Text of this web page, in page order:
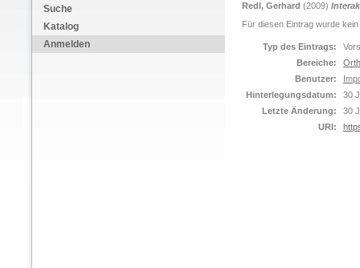
Suche
Katalog
Anmelden
Redl, Gerhard (2009)
Für diesen Eintrag wurde
Typ des Eintrags:
Bereiche:
Benutzer:
Hinterlegungsdatum:
30
Letzte Änderung:
30
URI: